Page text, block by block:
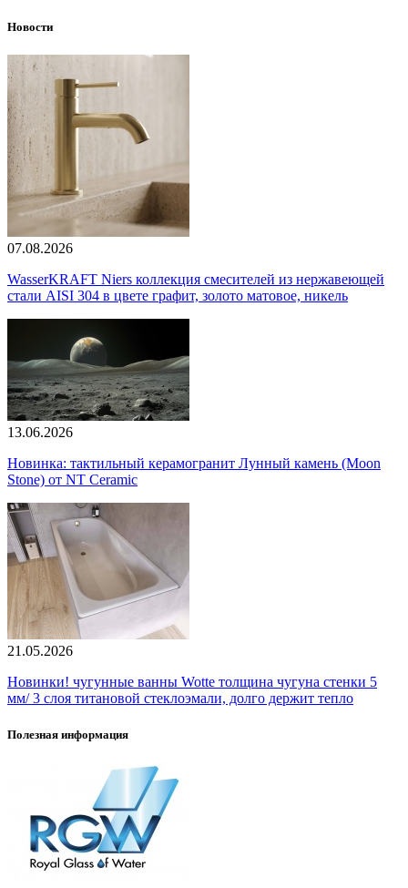
Новости
07.08.2026
WasserKRAFT Niers коллекция смесителей из нержавеющей
стали AISI 304 в цвете графит, золото матовое, никель
13.06.2026
Новинка: тактильный керамогранит Лунный камень (Moon
Stone) от NT Ceramic
21.05.2026
Новинки! чугунные ванны Wotte толщина чугуна стенки 5
мм/ 3 слоя титановой стеклоэмали, долго держит тепло
Полезная информация